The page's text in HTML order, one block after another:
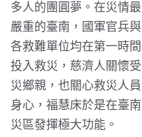
多人的團圓夢。在災情最
嚴重的臺南，國軍官兵與
各救難單位均在第一時間
投入救災，慈濟人關懷受
災鄉親，也關心救災人員
身心，福慧床於是在臺南
災區發揮極大功能。